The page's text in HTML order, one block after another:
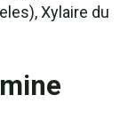
Xylaire du